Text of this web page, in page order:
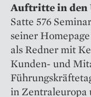
Auftritte in den
Satte 576
seiner
als Redner mit
Kunden- und
in Zentraleuropa